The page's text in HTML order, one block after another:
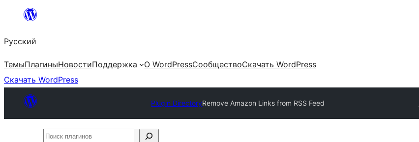
Перейти
содержимому
Русский
ТемыПлагиныНовостиПоддержка О WordPressСообществоСкачать WordPress
Скачать WordPress
Plugin DirectoryRemove Amazon Links from RSS Feed
Поиск